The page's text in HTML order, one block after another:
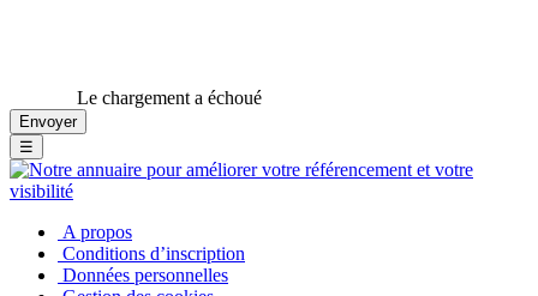
Le chargement a échoué
☰
A propos
Conditions d’inscription
Données personnelles